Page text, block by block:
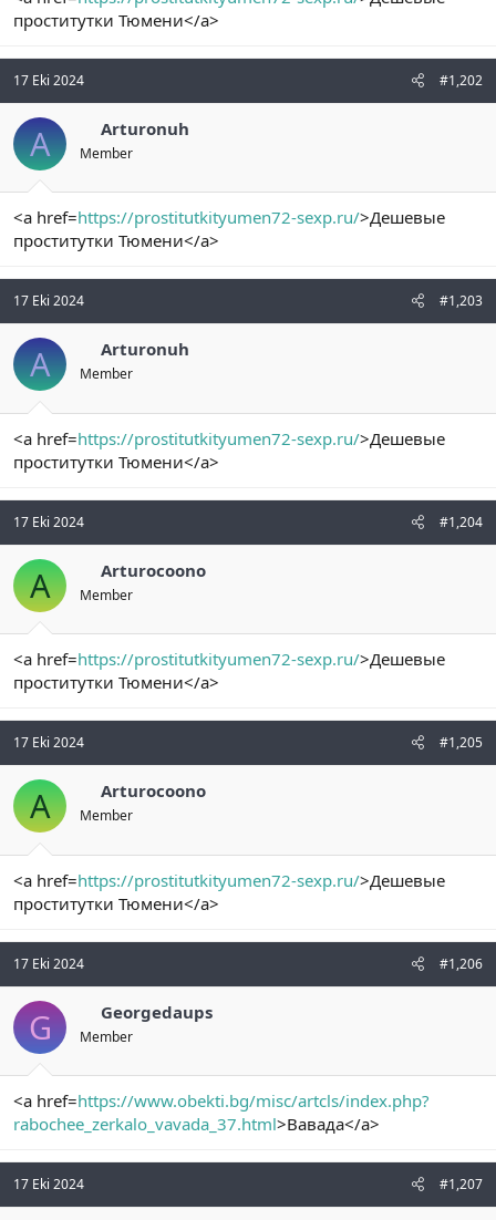
t
a
i
h
проститутки Тюмени</a>
17 Eki 2024 #1,202
A Arturonuh
Member
<a href=https://prostitutkityumen72-sexp.ru/>Дешевые
проститутки Тюмени</a>
17 Eki 2024 #1,203
A Arturonuh
Member
<a href=https://prostitutkityumen72-sexp.ru/>Дешевые
проститутки Тюмени</a>
17 Eki 2024 #1,204
A Arturocoono
Member
<a href=https://prostitutkityumen72-sexp.ru/>Дешевые
проститутки Тюмени</a>
17 Eki 2024 #1,205
A Arturocoono
Member
<a href=https://prostitutkityumen72-sexp.ru/>Дешевые
проститутки Тюмени</a>
17 Eki 2024 #1,206
G Georgedaups
Member
<a href=https://www.obekti.bg/misc/artcls/index.php?
rabochee_zerkalo_vavada_37.html>Вавада</a>
17 Eki 2024 #1,207